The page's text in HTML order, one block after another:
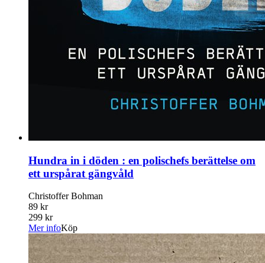
Hundra in i döden : en polischefs berättelse om
ett urspårat gängvåld
Christoffer Bohman
89 kr
299 kr
Mer infoKöp